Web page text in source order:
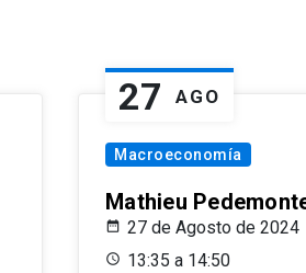
27 AGO
Macroeconomía
Mathieu
27 de Agosto de 2024
13:35 a 14:50